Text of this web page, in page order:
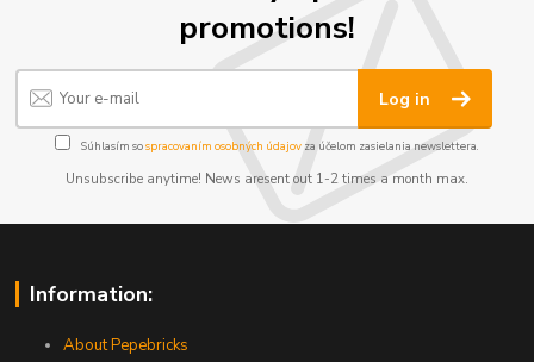
promotions!
Log in
Súhlasím sospracovaním osobných údajov za účelom zasielania newslettera.
Unsubscribe anytime! News aresent out 1-2 times a month max.
Information:
About Pepebricks